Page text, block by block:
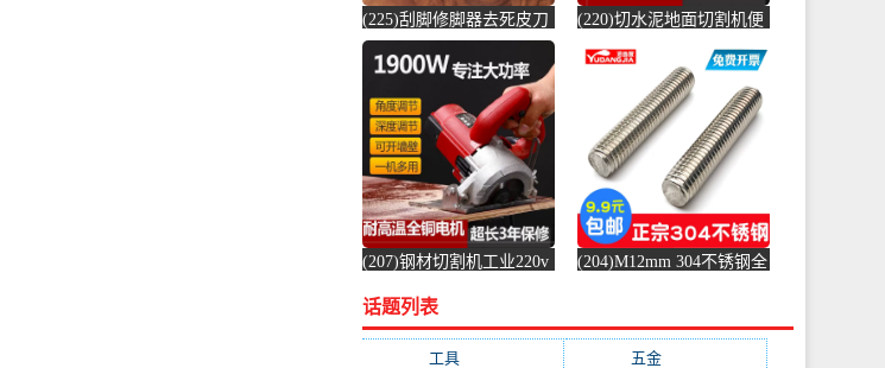
(225)刮脚修脚器去死皮刀
老茧磨脚神器脚皮工具脚
底脚后跟刨-钢筋切割工具
(齐开雅致专卖店仅售13.8
元)
(220)切水泥地面切割机便
便携式电-水泥切割机
(simtone旗舰店仅售123.75
(207)钢材切割机工业220v
切机固-水泥切割机
(simtone旗舰店仅售123.75
(204)M12mm 304不锈钢全
仅售1.5元)
话题列表
工具(247) 五金